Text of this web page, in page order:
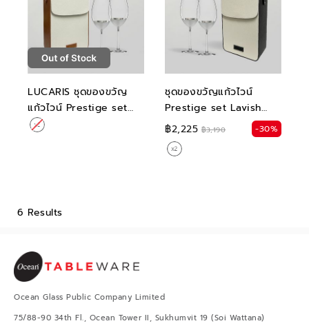
LUCARIS ชุดของขวัญ
แก้วไวน์ Prestige set
Lavish Bordeaux และ
ชุดของขวัญแก้วไวน์
Prestige set Lavish
Bordeaux และ กระเป๋าใส่
แก้วไวน์ สี Stylish black
฿2,225 ฿3,190 -30%
6 Results
Ocean Glass Public Company Limited
75/88-90 34th Fl., Ocean Tower II, Sukhumvit 19 (Soi Wattana)